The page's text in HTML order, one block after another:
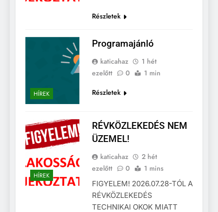
Részletek
HÍREK
Programajánló
katicahaz
1 hét
ezelőtt
0
1 min
Részletek
HÍREK
RÉVKÖZLEKEDÉS NEM
ÜZEMEL!
katicahaz
2 hét
ezelőtt
0 1 mins
FIGYELEM! 2026.07.28-TÓL A
RÉVKÖZLEKEDÉS
TECHNIKAI OKOK MIATT